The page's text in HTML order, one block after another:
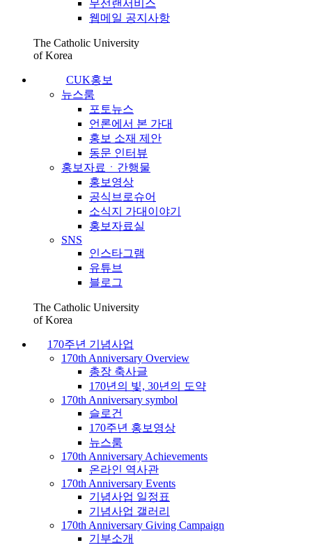
무선랜서비스
웹메일 공지사항
The Catholic University
of Korea
CUK홍보
뉴스룸
포토뉴스
언론에서 본 가대
홍보 소재 제안
동문 인터뷰
홍보자료ㆍ간행물
홍보영상
공식브로슈어
소식지 가대이야기
홍보자료실
SNS
인스타그램
유튜브
블로그
The Catholic University
of Korea
170주년 기념사업
170th Anniversary Overview
총장 축사글
170년의 빛, 30년의 도약
170th Anniversary symbol
슬로건
170주년 홍보영상
뉴스룸
170th Anniversary Achievements
온라인 역사관
170th Anniversary Events
기념사업 일정표
기념사업 갤러리
170th Anniversary Giving Campaign
기부소개